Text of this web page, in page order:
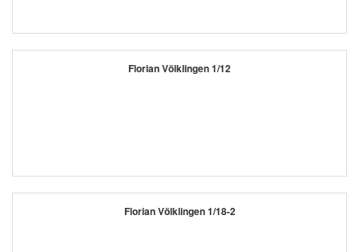
Florian Völklingen 1/12
Florian Völklingen 1/18-2